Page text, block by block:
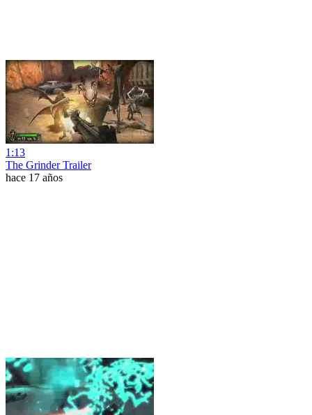
1:13
The Grinder Trailer
hace 17 años